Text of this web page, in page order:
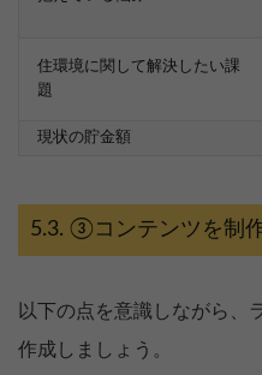
住環境に関して解決したい課
題
現状の貯金額
③コンテンツを制
以下の点を意識しながら、
作成しましょう。